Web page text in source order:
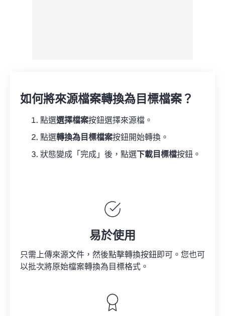
如何將來源檔案轉換為目標檔案？
點選選擇檔案按鈕選擇來源檔。
點選轉換為目標檔案按鈕開始轉換。
狀態變成「完成」後，點選 下載目標檔按鈕。
易於使用
只需上傳來源文件，然後點擊轉換按鈕即可。您也可
以批次將原始檔案轉換為目標格式。